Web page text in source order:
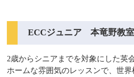
ECCジュニア 本竜野教室
2歳からシニアまでを対象にした英
ホームな雰囲気のレッスンで、世